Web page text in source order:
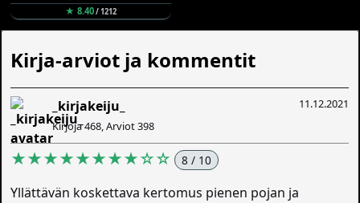
★ 8.40/ 1212
Kirja-arviot ja kommentit
11.12.2021
_kirjakeiju_
Kirjoja 468, Arviot 398
★★★★★★★★☆☆ 8 / 10
Yllättävän koskettava kertomus pienen pojan ja